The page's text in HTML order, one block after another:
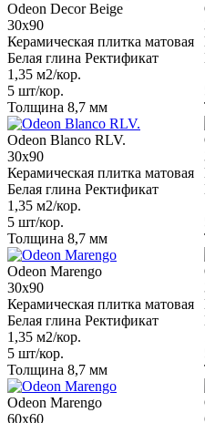
Odeon Decor Beige
30x90
Керамическая плитка матовая
Белая глина Ректификат
1,35 м2/кор.
5 шт/кор.
Толщина 8,7 мм
Odeon Blanco RLV.
30x90
Керамическая плитка матовая
Белая глина Ректификат
1,35 м2/кор.
5 шт/кор.
Толщина 8,7 мм
Odeon Marengo
30x90
Керамическая плитка матовая
Белая глина Ректификат
1,35 м2/кор.
5 шт/кор.
Толщина 8,7 мм
Odeon Marengo
60x60